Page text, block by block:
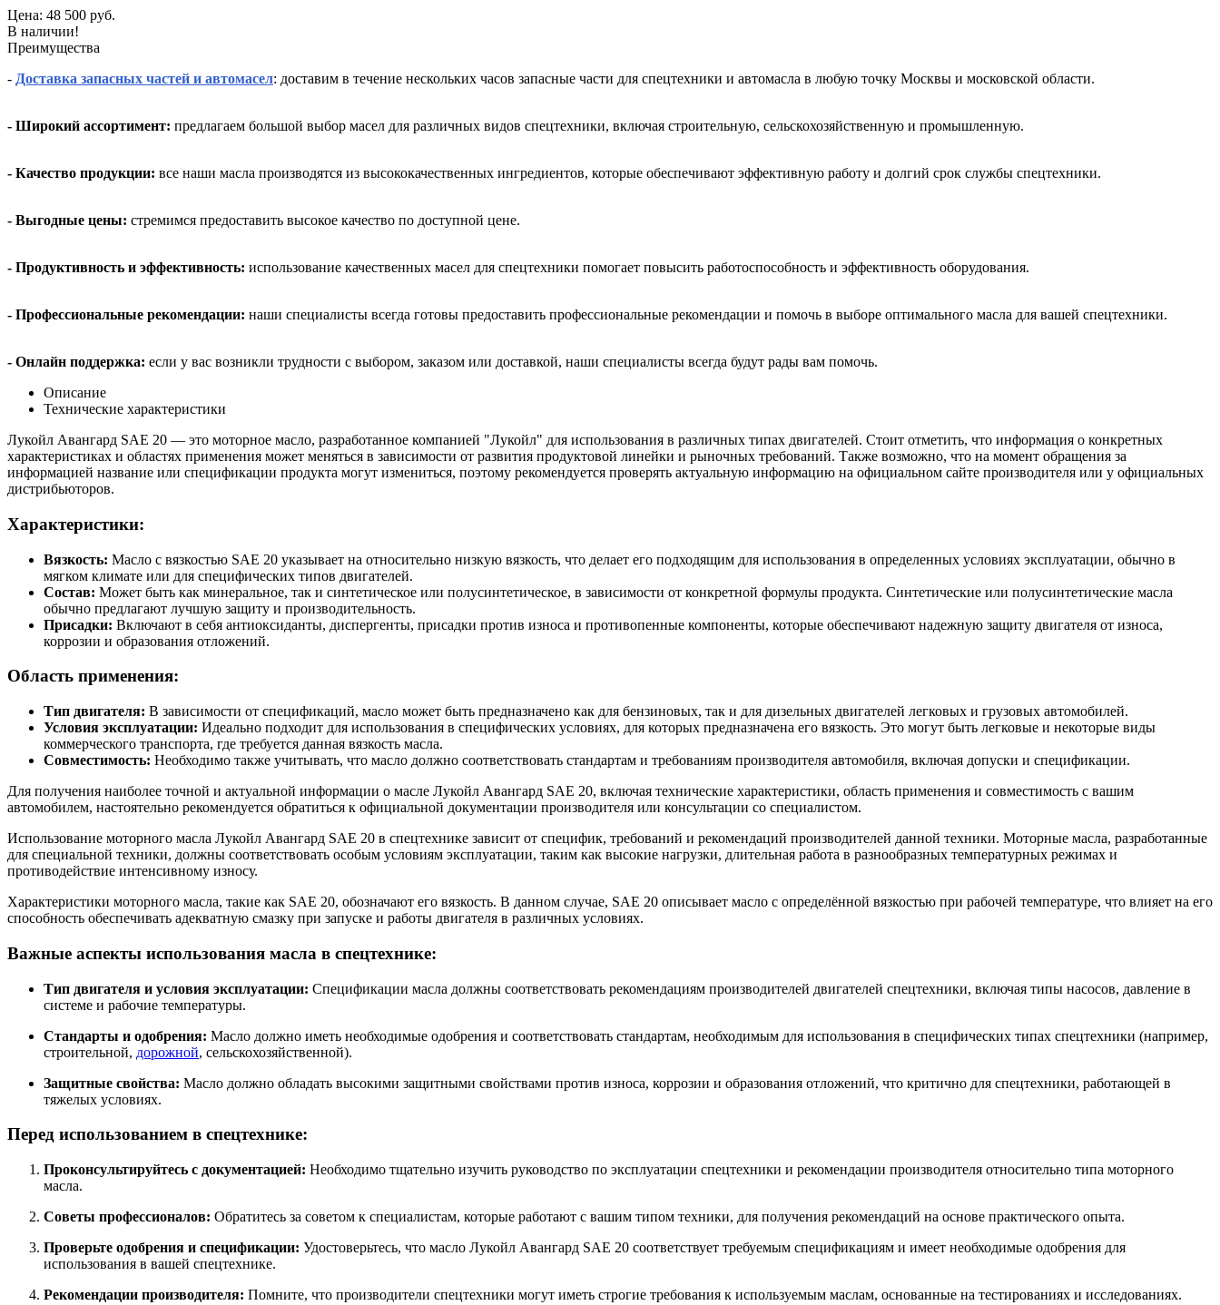
Цена: 48 500 руб.
В наличии!
Преимущества
- Доставка запасных частей и автомасел: доставим в течение нескольких часов запасные части для спецтехники и автомасла в любую точку Москвы и московской области.
- Широкий ассортимент: предлагаем большой выбор масел для различных видов спецтехники, включая строительную, сельскохозяйственную и промышленную.
- Качество продукции: все наши масла производятся из высококачественных ингредиентов, которые обеспечивают эффективную работу и долгий срок службы спецтехники.
- Выгодные цены: стремимся предоставить высокое качество по доступной цене.
- Продуктивность и эффективность: использование качественных масел для спецтехники помогает повысить работоспособность и эффективность оборудования.
- Профессиональные рекомендации: наши специалисты всегда готовы предоставить профессиональные рекомендации и помочь в выборе оптимального масла для вашей спецтехники.
- Онлайн поддержка: если у вас возникли трудности с выбором, заказом или доставкой, наши специалисты всегда будут рады вам помочь.
Описание
Технические характеристики
Лукойл Авангард SAE 20 — это моторное масло, разработанное компанией "Лукойл" для использования в различных типах двигателей. Стоит отметить, что информация о конкретных
характеристиках и областях применения может меняться в зависимости от развития продуктовой линейки и рыночных требований. Также возможно, что на момент обращения за
информацией название или спецификации продукта могут измениться, поэтому рекомендуется проверять актуальную информацию на официальном сайте производителя или у официальных
дистрибьюторов.
Характеристики:
Вязкость: Масло с вязкостью SAE 20 указывает на относительно низкую вязкость, что делает его подходящим для использования в определенных условиях эксплуатации, обычно в
мягком климате или для специфических типов двигателей.
Состав: Может быть как минеральное, так и синтетическое или полусинтетическое, в зависимости от конкретной формулы продукта. Синтетические или полусинтетические масла
обычно предлагают лучшую защиту и производительность.
Присадки: Включают в себя антиоксиданты, диспергенты, присадки против износа и противопенные компоненты, которые обеспечивают надежную защиту двигателя от износа,
коррозии и образования отложений.
Область применения:
Тип двигателя: В зависимости от спецификаций, масло может быть предназначено как для бензиновых, так и для дизельных двигателей легковых и грузовых автомобилей.
Условия эксплуатации: Идеально подходит для использования в специфических условиях, для которых предназначена его вязкость. Это могут быть легковые и некоторые виды
коммерческого транспорта, где требуется данная вязкость масла.
Совместимость: Необходимо также учитывать, что масло должно соответствовать стандартам и требованиям производителя автомобиля, включая допуски и спецификации.
Для получения наиболее точной и актуальной информации о масле Лукойл Авангард SAE 20, включая технические характеристики, область применения и совместимость с вашим
автомобилем, настоятельно рекомендуется обратиться к официальной документации производителя или консультации со специалистом.
Использование моторного масла Лукойл Авангард SAE 20 в спецтехнике зависит от специфик, требований и рекомендаций производителей данной техники. Моторные масла, разработанные
для специальной техники, должны соответствовать особым условиям эксплуатации, таким как высокие нагрузки, длительная работа в разнообразных температурных режимах и
противодействие интенсивному износу.
Характеристики моторного масла, такие как SAE 20, обозначают его вязкость. В данном случае, SAE 20 описывает масло с определённой вязкостью при рабочей температуре, что влияет на его
способность обеспечивать адекватную смазку при запуске и работы двигателя в различных условиях.
Важные аспекты использования масла в спецтехнике:
Тип двигателя и условия эксплуатации: Спецификации масла должны соответствовать рекомендациям производителей двигателей спецтехники, включая типы насосов, давление в
системе и рабочие температуры.
Стандарты и одобрения: Масло должно иметь необходимые одобрения и соответствовать стандартам, необходимым для использования в специфических типах спецтехники (например,
строительной, дорожной, сельскохозяйственной).
Защитные свойства: Масло должно обладать высокими защитными свойствами против износа, коррозии и образования отложений, что критично для спецтехники, работающей в
тяжелых условиях.
Перед использованием в спецтехнике:
Проконсультируйтесь с документацией: Необходимо тщательно изучить руководство по эксплуатации спецтехники и рекомендации производителя относительно типа моторного
масла.
Советы профессионалов: Обратитесь за советом к специалистам, которые работают с вашим типом техники, для получения рекомендаций на основе практического опыта.
Проверьте одобрения и спецификации: Удостоверьтесь, что масло Лукойл Авангард SAE 20 соответствует требуемым спецификациям и имеет необходимые одобрения для
использования в вашей спецтехнике.
Рекомендации производителя: Помните, что производители спецтехники могут иметь строгие требования к используемым маслам, основанные на тестированиях и исследованиях.